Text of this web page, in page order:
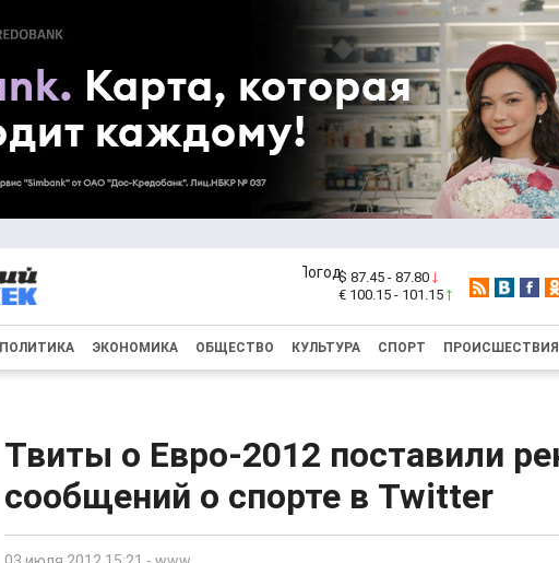
$ 87.45 - 87.80
€ 100.15 - 101.15
ПОЛИТИКА ЭКОНОМИКА ОБЩЕСТВО КУЛЬТУРА СПОРТ ПРОИСШЕСТВИЯ
Твиты о Евро-2012 поставили
сообщений о спорте в Twitter